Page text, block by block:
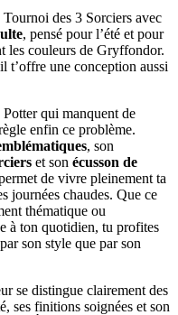
des 3 Sorciers avec
, pensé pour l’été et pour
les couleurs de Gryffondor.
t’offre une conception aussi
qui manquent de
enfin ce problème.
, son
et son écusson de
de vivre pleinement ta
journées chaudes. Que ce
thématique ou
à ton quotidien, tu profites
son style que par son
se distingue clairement des
ses finitions soignées et son